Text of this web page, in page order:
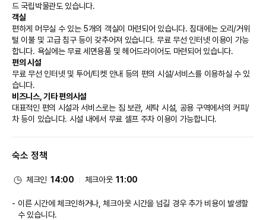
드 국립박물관도 있습니다.
객실
편하게 머무실 수 있는 5개의 객실이 마련되어 있습니다. 침대에는 오리/거위
털 이불 및 고급 침구 등이 갖추어져 있습니다. 무료 무선 인터넷 이용이 가능
합니다. 욕실에는 무료 세면용품 및 헤어드라이어도 마련되어 있습니다.
편의 시설
무료 무선 인터넷 및 투어/티켓 안내 등의 편의 시설/서비스를 이용하실 수 있
습니다.
비즈니스, 기타 편의시설
대표적인 편의 시설과 서비스로는 짐 보관, 세탁 시설, 공용 구역에서의 커피/
차 등이 있습니다. 시설 내에서 무료 셀프 주차 이용이 가능합니다.
숙소 정책
체크인 14:00 체크아웃 11:00
이른 시간에 체크인하거나, 체크아웃 시간을 넘길 경우 추가 비용이 발생할
수 있습니다.